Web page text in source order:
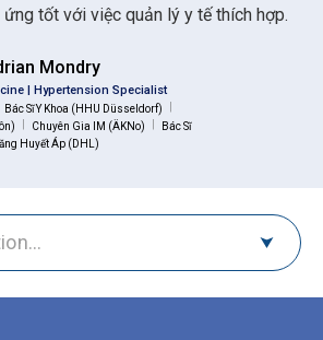
tốt với việc quản lý y tế thích hợp.
Mondry
| Hypertension Specialist
Bác Sĩ Y Khoa (HHU Düsseldorf)
Chuyên Gia IM (ÄKNo)
Bác Sĩ
Huyết Áp (DHL)